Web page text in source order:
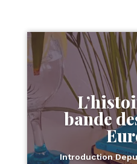
bande
Introduction